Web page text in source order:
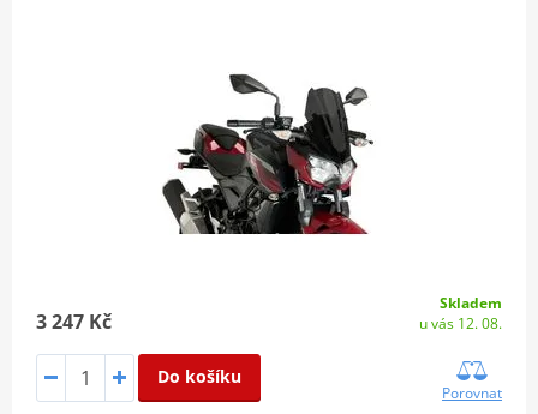
3 247 Kč
Skladem
u vás 12. 08.
Do košíku
Porovnat